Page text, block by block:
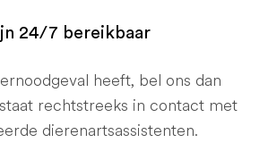
24/7 bereikbaar
heeft, bel ons dan
rechtstreeks in contact met
dierenartsassistenten.